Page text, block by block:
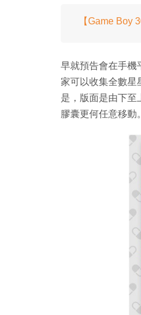
【Game Boy
早就預告會在手機
家可以收集全數星
是，版面是由下至
膠囊更何任意移動。